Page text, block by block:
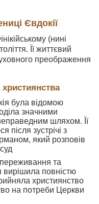
Євдокії
(нині
Її життєвий
преображення
була відомою
значними
шляхом. Її
після зустрічі з
який розповів
та
вирішила повністю
християнство
на потреби Церкви